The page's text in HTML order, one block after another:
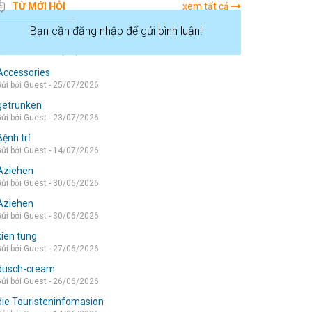
Bạn cần đăng nhập để gửi bình luận!
TỪ MỚI HỎI xem tất cả
die wohnung
bởi Guest - 25/07/2026
bởi Guest - 23/07/2026
trỉ
bởi Guest - 14/07/2026
bởi Guest - 30/06/2026
bởi Guest - 30/06/2026
tung
bởi Guest - 27/06/2026
cream
bởi Guest - 26/06/2026
Touristeninfomasion